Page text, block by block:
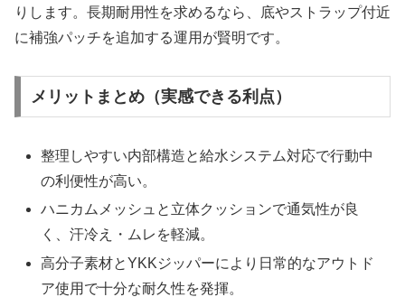
りします。長期耐用性を求めるなら、底やストラップ付近
に補強パッチを追加する運用が賢明です。
メリットまとめ（実感できる利点）
整理しやすい内部構造と給水システム対応で行動中
の利便性が高い。
ハニカムメッシュと立体クッションで通気性が良
く、汗冷え・ムレを軽減。
高分子素材とYKKジッパーにより日常的なアウトド
ア使用で十分な耐久性を発揮。